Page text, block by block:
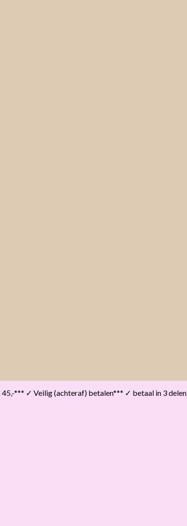
*** ✓ Veilig (achteraf) betalen*** ✓ betaal in 3 delen